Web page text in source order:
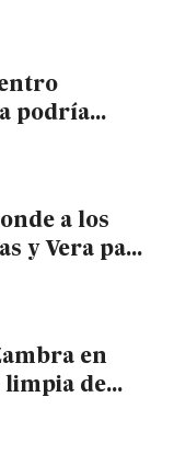
podría
a los
y Vera para
en
limpia de